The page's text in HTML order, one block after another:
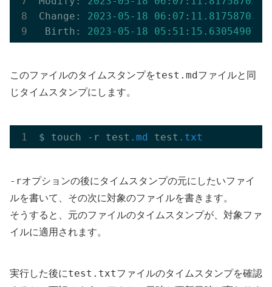
Change: 2023-05-18 06 : 07 : 11.817587039
Birth: 2023-05-18 05 : 51 : 15.630549071
このファイルのタイムスタンプをtest.md ファイルと同
じタイムスタンプにします。
$ touch -r test .md test .txt
-rオプションの後にタイムスタンプの元にしたいファイ
ルを書いて、その次に対象のファイルを書きます。
そうすると、元のファイルのタイムスタンプが、対象ファ
イルに適用されます。
実行した後にtest.txtファイルのタイムスタンプを確認